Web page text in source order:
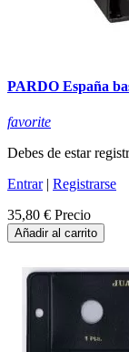
PARDO España
favorite
Debes de estar
Entrar| Registrarse
35,80 € Precio
Añadir al carrito